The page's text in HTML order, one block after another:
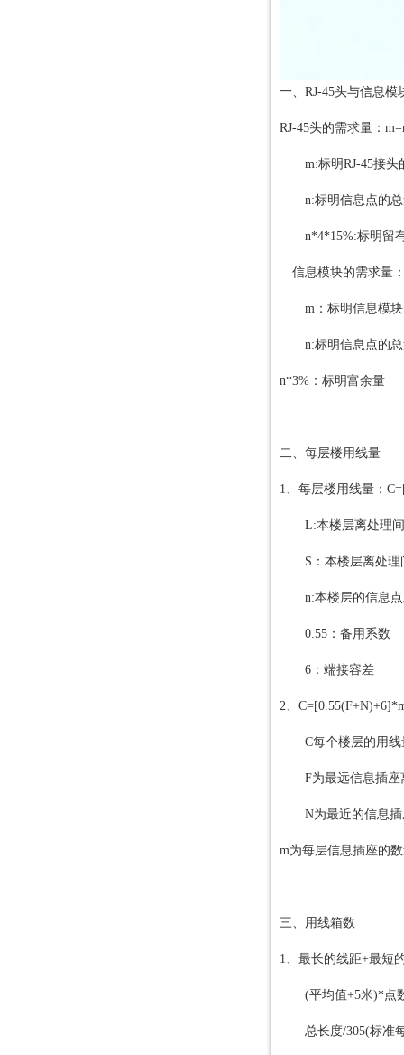
一、RJ-45头与信息模
RJ-45头的需求量：
m:标明RJ-45接头
n:标明信息点的总
n*4*15%:标明留
信息模块的需求量
m：标明信息模块
n:标明信息点的总
n*3%：标明富余量
二、每层楼用线量
1、每层楼用线量：
L:本楼层离处理间
S：本楼层离处理
n:本楼层的信息点
0.55：备用系数
6：端接容差
2、
C每个楼层的用线
F为最远信息插座
N为最近的信息插
m为每层信息插座的
三、用线箱数
1、最长的线距+最短
(平均值+5米)*点
总长度/305(标准每